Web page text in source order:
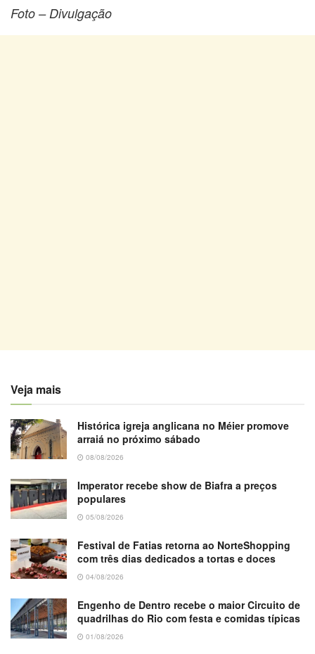
Foto – Divulgação
Veja mais
Histórica igreja anglicana no Méier promove
arraiá no próximo sábado
08/08/2026
Imperator recebe show de Biafra a preços
populares
05/08/2026
Festival de Fatias retorna ao NorteShopping
com três dias dedicados a tortas e doces
04/08/2026
Engenho de Dentro recebe o maior Circuito de
quadrilhas do Rio com festa e comidas típicas
01/08/2026